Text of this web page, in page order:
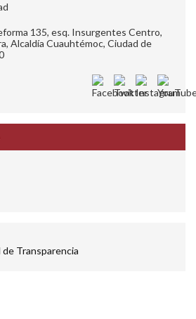
135, esq. Insurgentes Centro,
Alcaldía Cuauhtémoc, Ciudad de